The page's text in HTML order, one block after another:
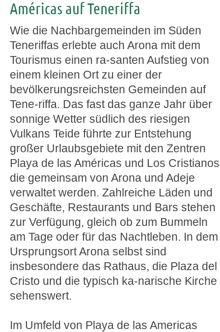
Américas auf Teneriffa
Wie die Nachbargemeinden im Süden
Teneriffas erlebte auch Arona mit dem
Tourismus einen ra-santen Aufstieg von
einem kleinen Ort zu einer der
bevölkerungsreichsten Gemeinden auf
Tene-riffa. Das fast das ganze Jahr über
sonnige Wetter südlich des riesigen
Vulkans Teide führte zur Entstehung
großer Urlaubsgebiete mit den Zentren
Playa de las Américas und Los
die gemeinsam von Arona und Adeje
verwaltet werden. Zahlreiche Läden und
Geschäfte, Restaurants und Bars stehen
zur Verfügung, gleich ob zum Bummeln
am Tage oder für das Nachtleben. In dem
Ursprungsort Arona selbst sind
insbesondere das Rathaus, die Plaza del
Cristo und die typisch ka-narische Kirche
sehenswert.
Im Umfeld von Playa de las Americas